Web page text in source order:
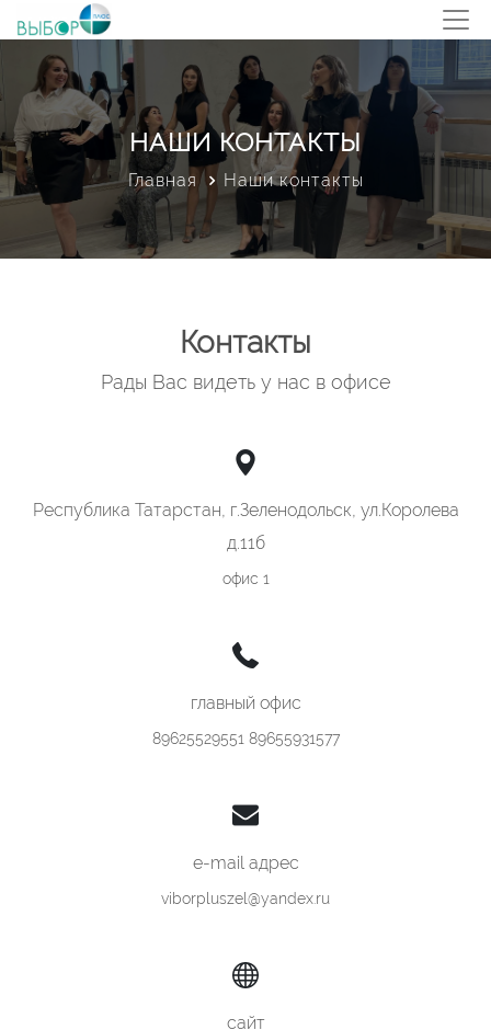
НАШИ КОНТАКТЫ
Главная Наши контакты
Контакты
Рады Вас видеть у нас в офисе
Республика Татарстан, г.Зеленодольск, ул.Королева
д.11б
офис 1
главный офис
89625529551 89655931577
e-mail адрес
viborpluszel@yandex.ru
сайт